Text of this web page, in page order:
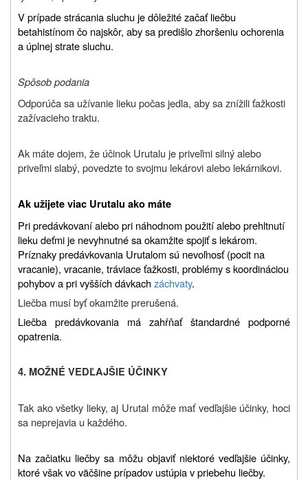
V prípade strácania sluchu je dôležité začať liečbu
betahistínom čo najskôr, aby sa predišlo zhoršeniu ochorenia
a úplnej strate sluchu.
Spôsob podania
Odporúča sa užívanie lieku počas jedla, aby sa znížili ťažkosti
zažívacieho traktu.
Ak máte dojem, že účinok Urutalu je priveľmi silný alebo
priveľmi slabý, povedzte to svojmu lekárovi alebo lekárnikovi.
Ak užijete viac Urutalu ako máte
Pri predávkovaní alebo pri náhodnom použití alebo prehltnutí
lieku deťmi je nevyhnutné sa okamžite spojiť s lekárom.
Príznaky predávkovania Urutalom sú nevoľnosť (pocit na
vracanie), vracanie, tráviace ťažkosti, problémy s koordináciou
pohybov a pri vyšších dávkachzáchvaty.
Liečba musí byť okamžite prerušená.
Liečba predávkovania má zahŕňať štandardné podporné
opatrenia.
4. MOŽNÉ VEDĽAJŠIE ÚČINKY
Tak ako všetky lieky, aj Urutal môže mať vedľajšie účinky, hoci
sa neprejavia u každého.
Na začiatku liečby sa môžu objaviť niektoré vedľajšie účinky,
ktoré však vo väčšine prípadov ustúpia v priebehu liečby.